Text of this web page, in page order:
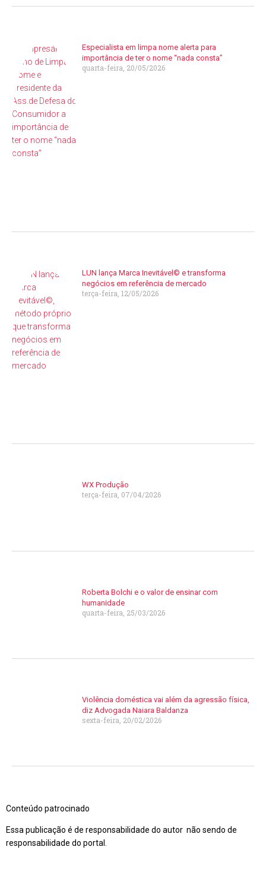
Especialista em limpa nome alerta para
importância de ter o nome “nada consta”
quarta-feira, 20/05/2026
LUN lança Marca Inevitável© e transforma
negócios em referência de mercado
terça-feira, 12/05/2026
WX Produção
terça-feira, 07/04/2026
Roberta Bolchi e o valor de ensinar com
humanidade
quarta-feira, 25/03/2026
Violência doméstica vai além da agressão física,
diz Advogada Naiara Baldanza
sexta-feira, 20/02/2026
Conteúdo patrocinado
Essa publicação é de responsabilidade do autor não sendo de
responsabilidade do portal.